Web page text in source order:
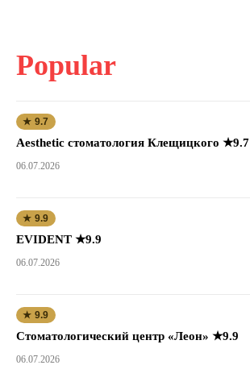
Popular
★ 9.7
Aesthetic стоматология Клещицкого ★9.7
06.07.2026
★ 9.9
EVIDENT ★9.9
06.07.2026
★ 9.9
Стоматологический центр «Леон» ★9.9
06.07.2026